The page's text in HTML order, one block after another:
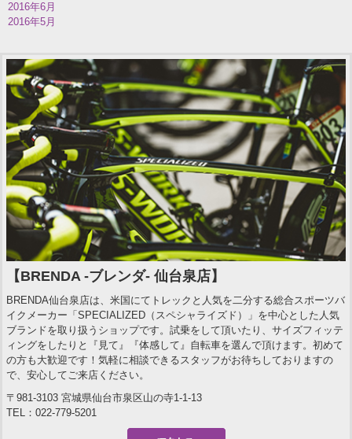
2016年6月
2016年5月
【BRENDA -ブレンダ- 仙台泉店】
BRENDA仙台泉店は、米国にてトレックと人気を二分する総合スポーツバ
イクメーカー「SPECIALIZED（スペシャライズド）」を中心とした人気
ブランドを取り扱うショップです。試乗をして頂いたり、サイズフィッテ
ィングをしたりと『見て』『体感して』自転車を選んで頂けます。初めて
の方も大歓迎です！気軽に相談できるスタッフがお待ちしておりますの
で、安心してご来店ください。
〒981-3103 宮城県仙台市泉区山の寺1-1-13
TEL：022-779-5201